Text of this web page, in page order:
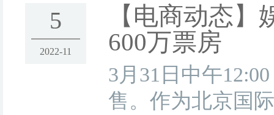
5
2022-11
【电商动态】
600万票房
3月31日中午
售。作为北京国